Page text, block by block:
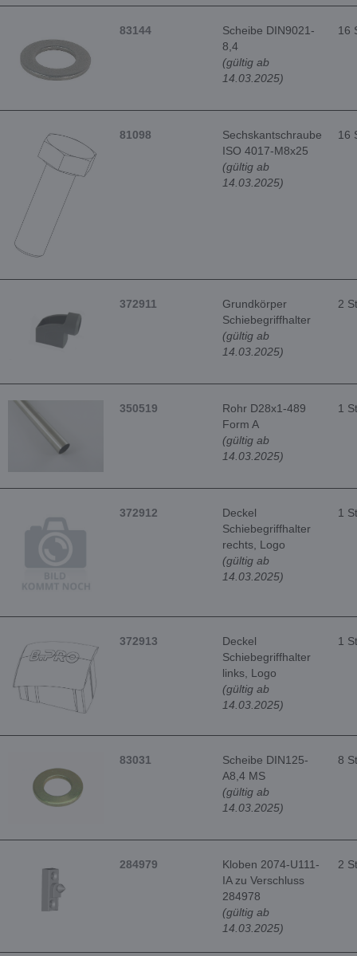
83144
Scheibe DIN9021-
8,4
(gültig ab
14.03.2025)
16
81098
Sechskantschraube
ISO 4017-M8x25
(gültig ab
14.03.2025)
16
372911
Grundkörper
Schiebegriffhalter
(gültig ab
14.03.2025)
2
350519
Rohr D28x1-489
Form A
(gültig ab
14.03.2025)
1
372912
Deckel
Schiebegriffhalter
rechts, Logo
(gültig ab
14.03.2025)
1
372913
Deckel
Schiebegriffhalter
links, Logo
(gültig ab
14.03.2025)
1
83031
Scheibe DIN125-
A8,4 MS
(gültig ab
14.03.2025)
8
284979
Kloben 2074-U111-
IA zu Verschluss
284978
(gültig ab
14.03.2025)
2